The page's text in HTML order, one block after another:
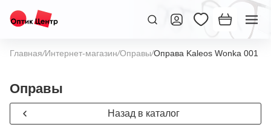
Главная/Интернет-магазин/Оправы/Оправа Kaleos Wonka 001
Оправы
Назад в каталог